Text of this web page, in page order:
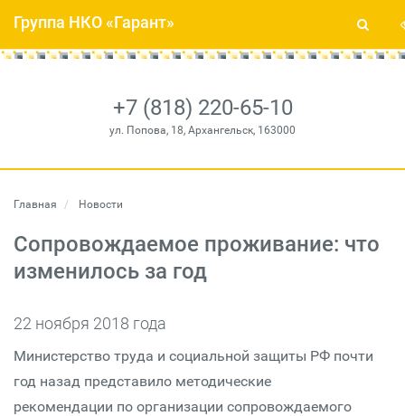
+7 (818) 220-65-10
ул. Попова, 18, Архангельск, 163000
Группа НКО «Гарант»
Главная Новости
Сопровождаемое проживание: что
изменилось за год
22 ноября 2018 года
Министерство труда и социальной защиты РФ почти
год назад представило методические
рекомендации по организации сопровождаемого